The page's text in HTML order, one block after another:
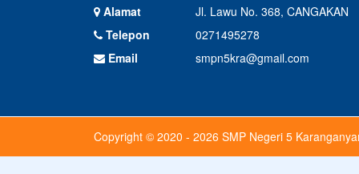
Alamat
Jl. Lawu No. 368, CANGAKAN
Telepon
0271495278
Email
smpn5kra@gmail.com
Copyright © 2020 - 2026 SMP Negeri 5